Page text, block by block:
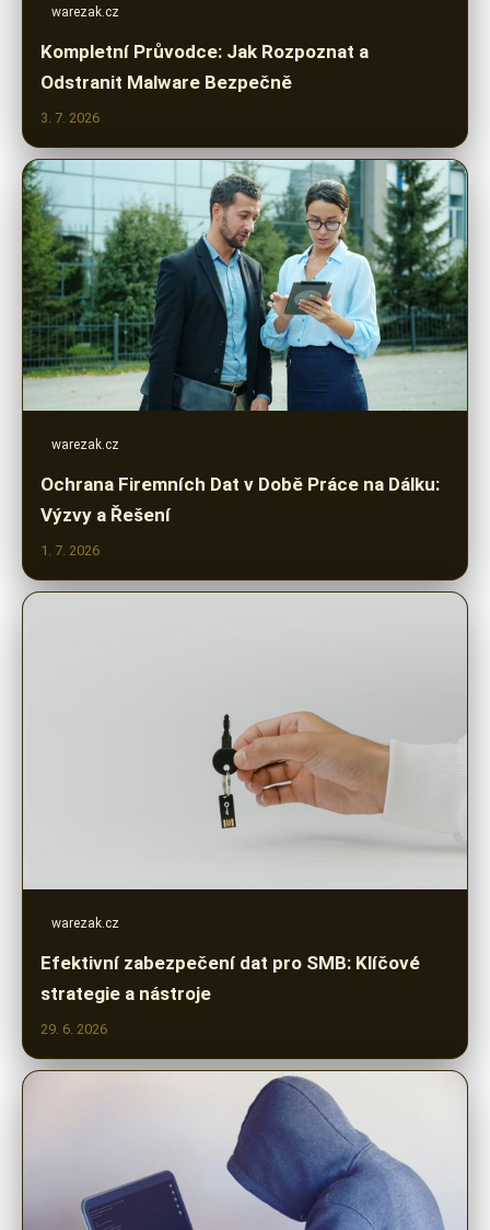
warezak.cz
Kompletní Průvodce: Jak Rozpoznat a
Odstranit Malware Bezpečně
3. 7. 2026
warezak.cz
Ochrana Firemních Dat v Době Práce na Dálku:
Výzvy a Řešení
1. 7. 2026
warezak.cz
Efektivní zabezpečení dat pro SMB: Klíčové
strategie a nástroje
29. 6. 2026